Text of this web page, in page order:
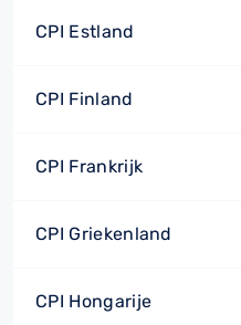
CPI Estland
CPI Finland
CPI Frankrijk
CPI Griekenland
CPI Hongarije